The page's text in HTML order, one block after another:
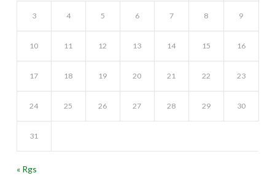
3 4 5 6 7 8 9
10 11 12 13 14 15 16
17 18 19 20 21 22 23
24 25 26 27 28 29 30
31
« Rgs